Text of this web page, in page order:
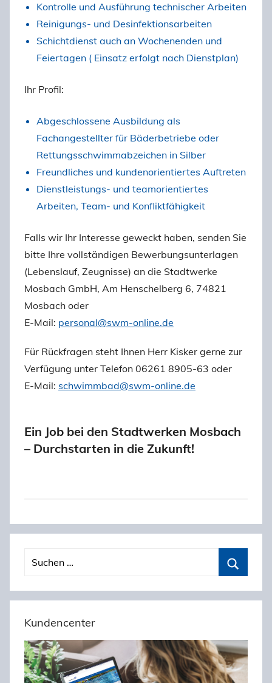
Kontrolle und Ausführung technischer Arbeiten
Reinigungs- und Desinfektionsarbeiten
Schichtdienst auch an Wochenenden und
Feiertagen ( Einsatz erfolgt nach Dienstplan)
Ihr Profil:
Abgeschlossene Ausbildung als
Fachangestellter für Bäderbetriebe oder
Rettungsschwimmabzeichen in Silber
Freundliches und kundenorientiertes Auftreten
Dienstleistungs- und teamorientiertes
Arbeiten, Team- und Konfliktfähigkeit
Falls wir Ihr Interesse geweckt haben, senden Sie
bitte Ihre vollständigen Bewerbungsunterlagen
(Lebenslauf, Zeugnisse) an die Stadtwerke
Mosbach GmbH, Am Henschelberg 6, 74821
Mosbach oder
E-Mail: personal@swm-online.de
Für Rückfragen steht Ihnen Herr Kisker gerne zur
Verfügung unter Telefon 06261 8905-63 oder
E-Mail: schwimmbad@swm-online.de
Ein Job bei den Stadtwerken Mosbach
– Durchstarten in die Zukunft!
Beitragsnavigation
c
e
n
n
a
u
e
n
Kundencenter